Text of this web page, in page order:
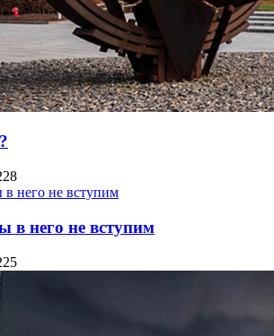
в него не вступим